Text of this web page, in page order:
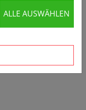
›
ALLE AUSWÄHLEN